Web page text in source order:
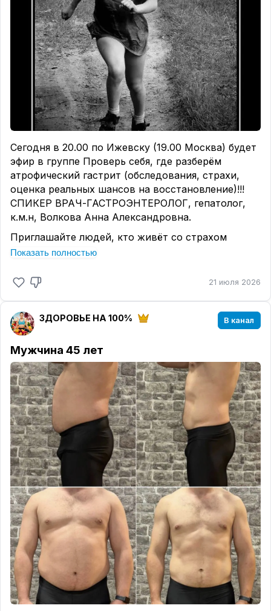
Сегодня в 20.00 по Ижевску (19.00 Москва) будет
эфир в группе Проверь себя, где разберём
атрофический гастрит (обследования, страхи,
оценка реальных шансов на восстановление)!!!
СПИКЕР ВРАЧ-ГАСТРОЭНТЕРОЛОГ, гепатолог,
к.м.н, Волкова Анна Александровна.
Приглашайте людей, кто живёт со страхом
ожидания рака желудка на фоне атрофии!!!
Объясним всё один раз и подробно!!! 🧐
Показать полностью
21 июля 2026
ЗДОРОВЬЕ НА 100% В канал
Мужчина 45 лет